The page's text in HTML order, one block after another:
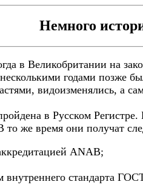
Немного
в Великобритании на
годами позже
видоизменялись, а
в Русском
то же время они получат
ANAB;
внутреннего стандарта